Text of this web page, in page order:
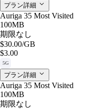
プラン詳細
Auriga 35 Most Visited
100MB
期限なし
$30.00/GB
$3.00
5G
プラン詳細
Auriga 35 Most Visited
100MB
期限なし